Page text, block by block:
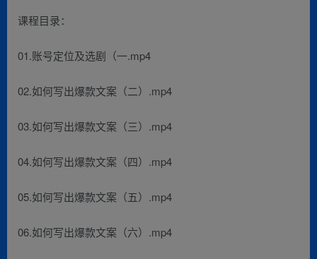
课程目录：
01.账号定位及选剧（一.mp4
02.如何写出爆款文案（二）.mp4
03.如何写出爆款文案（三）.mp4
04.如何写出爆款文案（四）.mp4
05.如何写出爆款文案（五）.mp4
06.如何写出爆款文案（六）.mp4